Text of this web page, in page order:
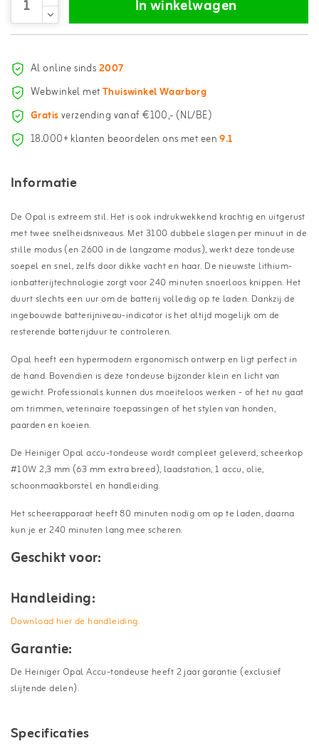
In winkelwagen
Al online sinds2007
Webwinkel metThuiswinkel Waarborg
Gratisverzending vanaf €100,- (NL/BE)
18.000+ klanten beoordelen ons met een9.1
Informatie
De Opal is extreem stil. Het is ook indrukwekkend krachtig en uitgerust
met twee snelheidsniveaus. Met 3100 dubbele slagen per minuut in de
stille modus (en 2600 in de langzame modus), werkt deze tondeuse
soepel en snel, zelfs door dikke vacht en haar. De nieuwste lithium-
ionbatterijtechnologie zorgt voor 240 minuten snoerloos knippen. Het
duurt slechts een uur om de batterij volledig op te laden. Dankzij de
ingebouwde batterijniveau-indicator is het altijd mogelijk om de
resterende batterijduur te controleren.
Opal heeft een hypermodern ergonomisch ontwerp en ligt perfect in
de hand. Bovendien is deze tondeuse bijzonder klein en licht van
gewicht. Professionals kunnen dus moeiteloos werken - of het nu gaat
om trimmen, veterinaire toepassingen of het stylen van honden,
paarden en koeien.
De Heiniger Opal accu-tondeuse wordt compleet geleverd, scheerkop
#10W 2,3 mm (63 mm extra breed), laadstation, 1 accu, olie,
schoonmaakborstel en handleiding.
Het scheerapparaat heeft 80 minuten nodig om op te laden, daarna
kun je er 240 minuten lang mee scheren.
Geschikt voor:
Handleiding:
Download hier de handleiding.
Garantie:
De Heiniger Opal Accu-tondeuse heeft 2 jaar garantie (exclusief
slijtende delen).
Specificaties